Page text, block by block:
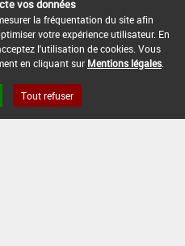
:
vos données
la fréquentation du site afin
votre expérience utilisateur. En
l'utilisation de cookies. Vous
en cliquant sur Mentions légales
Tout refuser